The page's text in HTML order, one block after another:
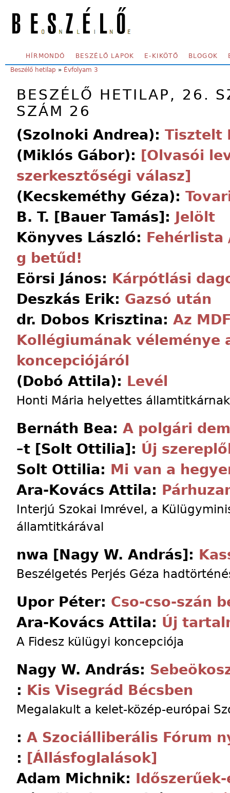
SECONDARY MENU
HÍRMONDÓ BESZÉLŐ LAPOK E-KIKÖTŐ BLOGOK
YOU ARE HERE:
Beszélő hetilap » Évfolyam 3
BESZÉLŐ HETILAP, 26.
SZÁM 26
(Szolnoki Andrea): Tisztelt
(Miklós Gábor): [Olvasói
szerkesztőségi válasz]
(Kecskeméthy Géza):
B. T. [Bauer Tamás]: Jelölt
Könyves László: Fehérlista
g betűd!
Eörsi János: Kárpótlási
Deszkás Erik: Gazsó után
dr. Dobos Krisztina: Az
Kollégiumának
koncepciójáról
(Dobó Attila): Levél
Honti Mária helyettes államtitkárnak
Bernáth Bea: A polgári
–t [Solt Ottilia]: Új
Solt Ottilia: Mi van a
Ara-Kovács Attila:
Interjú Szokai Imrével, a
államtitkárával
nwa [Nagy W. András]:
Beszélgetés Perjés Géza
Upor Péter: Cso-cso-szán
Ara-Kovács Attila: Új
A Fidesz külügyi koncepciója
Nagy W. András:
: Kis Visegrád Bécsben
Megalakult a kelet-közép-európai
: A Szociálliberális Fórum
: [Állásfoglalások]
Adam Michnik: